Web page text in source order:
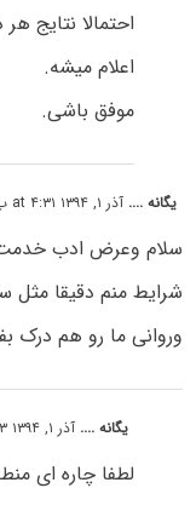
احتمالا نتایج
اعلام میشه.
موفق باشی.
یگانه .... آذر ۱, ۱۳۹۴ at ۴:۳۱ ب٫ظ
سلام وعرض ادب
شرایط منم دقیقا مثل
وروانی ما رو هم درک
یگانه .... آذر ۱, ۱۳۹۴ at ۴:۳۳ ب٫ظ
لطفا چاره ای